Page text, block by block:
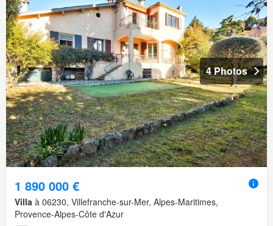
4 Photos
1 890 000 €
Villa à 06230, Villefranche-sur-Mer, Alpes-Maritimes,
Provence-Alpes-Côte d'Azur